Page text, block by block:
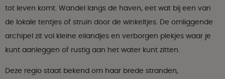
tot leven komt. Wandel langs de haven, eet wat bij een van
de lokale tentjes of struin door de winkeltjes. De omliggende
archipel zit vol kleine eilandjes en verborgen plekjes waar je
kunt aanleggen of rustig aan het water kunt zitten.
Deze regio staat bekend om haar brede stranden,